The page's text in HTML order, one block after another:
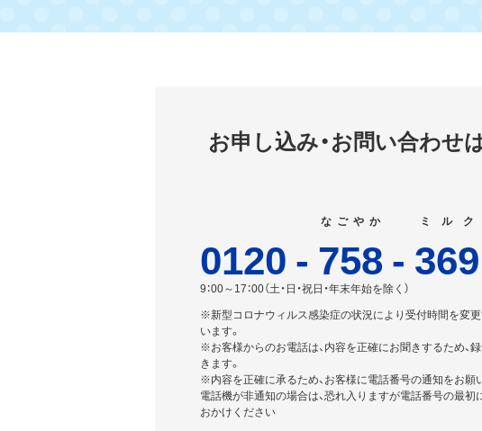
お申し込み・お問い合わせは
0120- 758
なごやか
- 369
ミルク
9：00～17：00（土・日・祝日・年末年始を除く）
※新型コロナウィルス感染症の状況により受付時間を変
います。
※お客様からのお電話は、内容を正確にお聞きするため、
きます。
※内容を正確に承るため、お客様に電話番号の通知をお願
電話機が非通知の場合は、恐れ入りますが電話番号の最初
おかけください